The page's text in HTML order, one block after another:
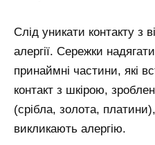
Слід уникати контакту з
алергії. Сережки
принаймні частини, які
контакт з шкірою,
(срібла, золота,
викликають алергію.